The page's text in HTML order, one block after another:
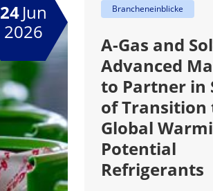
24Jun
2026
Brancheneinblicke
A-Gas and
Advanced
to Partner in
of Transition
Global
Potential
Refrigerants